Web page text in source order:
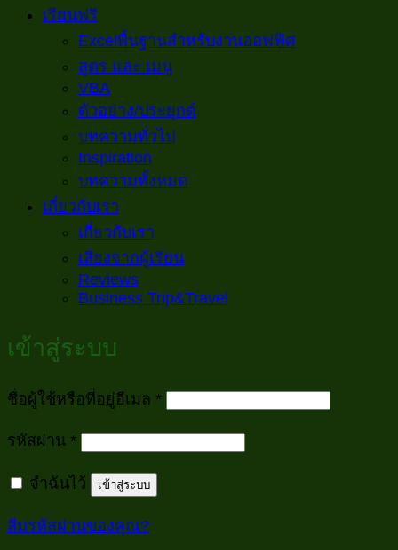
เรียนฟรี
Excelพื้นฐานสำหรับงานออฟฟิศ
สูตร และ เมนู
VBA
ตัวอย่าง/ประยุกต์
บทความทั่วไป
Inspiration
บทความทั้งหมด
เกี่ยวกับเรา
เกี่ยวกับเรา
เสียงจากผู้เรียน
Reviews
Business Trip&Travel
เข้าสู่ระบบ
ชื่อผู้ใช้หรือที่อยู่อีเมล *ต้องการ
รหัสผ่าน *ต้องการ
จำฉันไว้ เข้าสู่ระบบ
ลืมรหัสผ่านของคุณ?